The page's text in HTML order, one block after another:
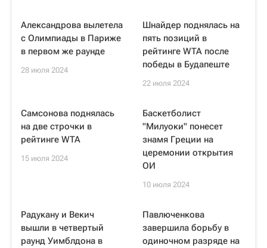
Александрова вылетела
с Олимпиады в Париже
в первом же раунде
28 июля 2024
Шнайдер поднялась на
пять позиций в
рейтинге WTA после
победы в Будапеште
22 июля 2024
Самсонова поднялась
на две строчки в
рейтинге WTA
15 июля 2024
Баскетболист
"Милуоки" понесет
знамя Греции на
церемонии открытия
ОИ
10 июля 2024
Радукану и Векич
вышли в четвертый
раунд Уимблдона в
Павлюченкова
завершила борьбу в
одиночном разряде на